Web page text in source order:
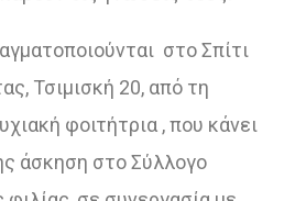
στο Σπίτι
Τσιμισκή 20, από τη
φοιτήτρια , που κάνει
άσκηση στο Σύλλογο